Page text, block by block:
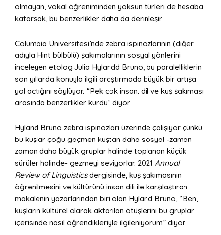
olmayan, vokal öğreniminden yoksun türleri de hesaba
katarsak, bu benzerlikler daha da derinleşir.
Columbia Üniversitesi’nde zebra ispinozlarının (diğer
adıyla Hint bülbülü) şakımalarının sosyal yönlerini
inceleyen etolog Julia Hylandd Bruno, bu paralelliklerin
son yıllarda konuyla ilgili araştırmada büyük bir artışa
yol açtığını söylüyor. “Pek çok insan, dil ve kuş şakıması
arasında benzerlikler kurdu” diyor.
Hyland Bruno zebra ispinozları üzerinde çalışıyor çünkü
bu kuşlar çoğu göçmen kuştan daha sosyal -zaman
zaman daha büyük gruplar halinde toplanan küçük
sürüler halinde- gezmeyi seviyorlar. 2021 Annual
Review of Linguisticsdergisinde, kuş şakımasının
öğrenilmesini ve kültürünü insan dili ile karşılaştıran
makalenin yazarlarından biri olan Hyland Bruno, “Ben,
kuşların kültürel olarak aktarılan ötüşlerini bu gruplar
içerisinde nasıl öğrendikleriyle ilgileniyorum” diyor.